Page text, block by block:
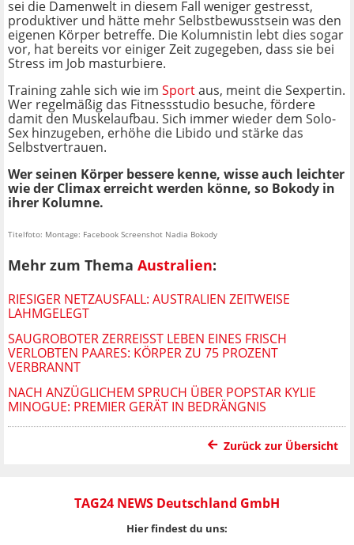
sei die Damenwelt in diesem Fall weniger gestresst,
produktiver und hätte mehr Selbstbewusstsein was den
eigenen Körper betreffe. Die Kolumnistin lebt dies sogar
vor, hat bereits vor einiger Zeit zugegeben, dass sie bei
Stress im Job masturbiere.
Training zahle sich wie im Sportaus, meint die Sexpertin.
Wer regelmäßig das Fitnessstudio besuche, fördere
damit den Muskelaufbau. Sich immer wieder dem Solo-
Sex hinzugeben, erhöhe die Libido und stärke das
Selbstvertrauen.
Wer seinen Körper bessere kenne, wisse auch leichter
wie der Climax erreicht werden könne, so Bokody in
ihrer Kolumne.
Titelfoto: Montage: Facebook Screenshot Nadia Bokody
Mehr zum Thema Australien:
RIESIGER NETZAUSFALL: AUSTRALIEN ZEITWEISE
LAHMGELEGT
SAUGROBOTER ZERREISST LEBEN EINES FRISCH V
ERLOBTEN PAARES: KÖRPER ZU 75 PROZENT V
ERBRANNT
NACH ANZÜGLICHEM SPRUCH ÜBER POPSTAR KYLIE
MINOGUE: PREMIER GERÄT IN BEDRÄNGNIS
Zurück zur Übersicht
TAG24 NEWS Deutschland GmbH
Hier findest du uns: